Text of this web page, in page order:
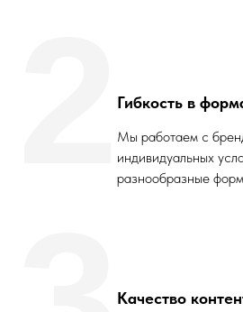
Гибкость в
Мы работаем с
индивидуальных
разнообразные
Качество